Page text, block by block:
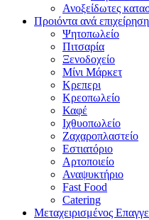
Ανοξείδωτες
Προιόντα ανά επιχείρηση
Ψητοπωλείο
Πιτσαρία
Ξενοδοχείο
Μίνι Μάρκετ
Κρεπερι
Κρεοπωλείο
Καφέ
Ιχθυοπωλείο
Ζαχαροπλαστείο
Εστιατόριο
Αρτοποιείο
Αναψυκτήριο
Fast Food
Catering
Μεταχειρισμένος